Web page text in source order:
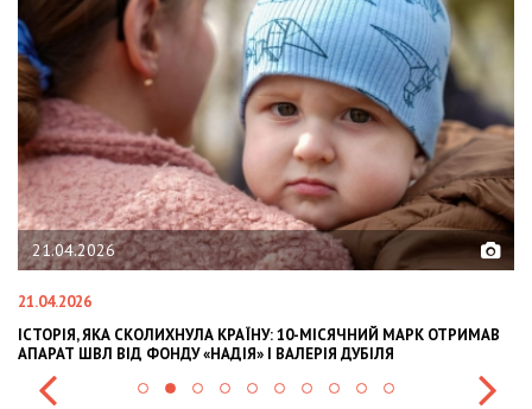
21.04.2026
21.04.2026
ІСТОРІЯ, ЯКА СКОЛИХНУЛА КРАЇНУ: 10-МІСЯЧНИЙ МАРК ОТРИМАВ
АПАРАТ ШВЛ ВІД ФОНДУ «НАДІЯ» І ВАЛЕРІЯ ДУБІЛЯ